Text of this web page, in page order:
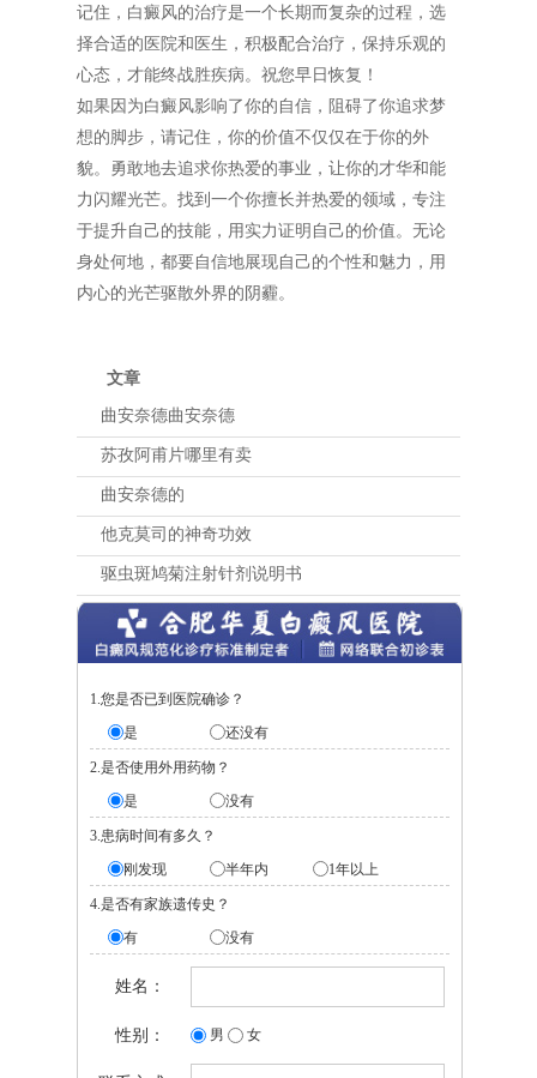
记住，白癜风的治疗是一个长期而复杂的过程，选
择合适的医院和医生，积极配合治疗，保持乐观的
心态，才能终战胜疾病。祝您早日恢复！
如果因为白癜风影响了你的自信，阻碍了你追求梦
想的脚步，请记住，你的价值不仅仅在于你的外
貌。勇敢地去追求你热爱的事业，让你的才华和能
力闪耀光芒。找到一个你擅长并热爱的领域，专注
于提升自己的技能，用实力证明自己的价值。无论
身处何地，都要自信地展现自己的个性和魅力，用
内心的光芒驱散外界的阴霾。
文章
曲安奈德曲安奈德
苏孜阿甫片哪里有卖
曲安奈德的
他克莫司的神奇功效
驱虫斑鸠菊注射针剂说明书
1.您是否已到医院确诊？
是
还没有
2.是否使用外用药物？
是
没有
3.患病时间有多久？
刚发现
半年内 1年以上
4.是否有家族遗传史？
有
没有
姓名：
性别： 男 女